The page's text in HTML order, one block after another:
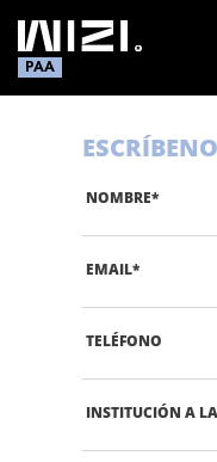
PAA
NOMBRE*
EMAIL*
TELÉFONO
INSTITUCIÓN A